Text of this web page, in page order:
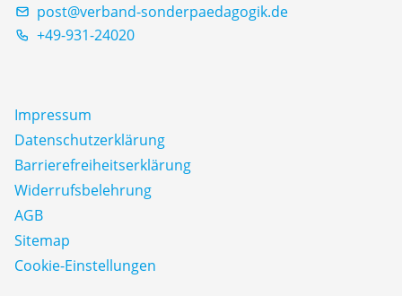
post@verband-sonderpaedagogik.de
+49-931-24020
Impressum
Datenschutz­erklärung
Barrierefreiheitserklärung
Widerrufsbelehrung
AGB
Sitemap
Cookie-Einstellungen